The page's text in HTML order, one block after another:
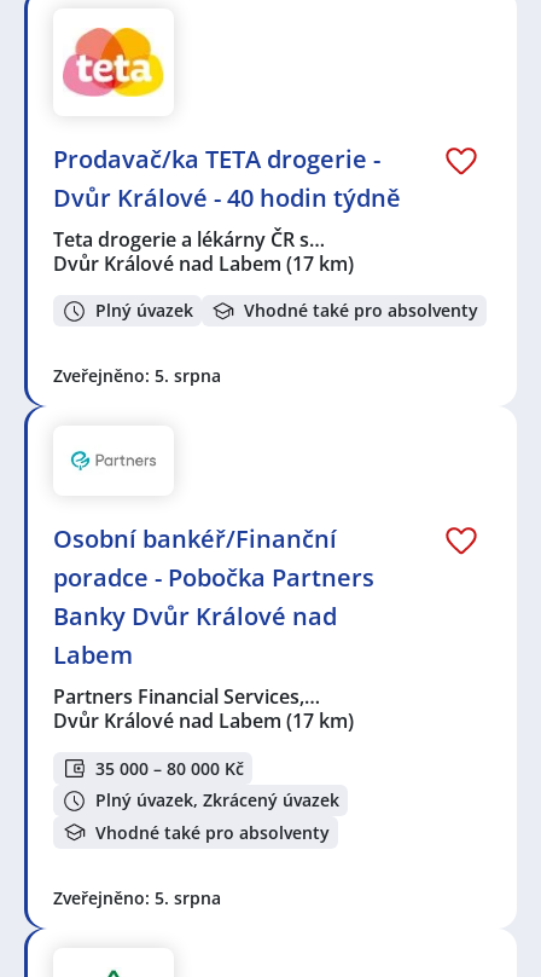
Prodavač/ka TETA drogerie -
Dvůr Králové - 40 hodin týdně
Teta drogerie a lékárny ČR s…
Dvůr Králové nad Labem (17 km)
Plný úvazek Vhodné také pro absolventy
Zveřejněno: 5. srpna
Osobní bankéř/Finanční
poradce - Pobočka Partners
Banky Dvůr Králové nad
Labem
Partners Financial Services,…
Dvůr Králové nad Labem (17 km)
35 000 – 80 000 Kč
Plný úvazek, Zkrácený úvazek
Vhodné také pro absolventy
Zveřejněno: 5. srpna